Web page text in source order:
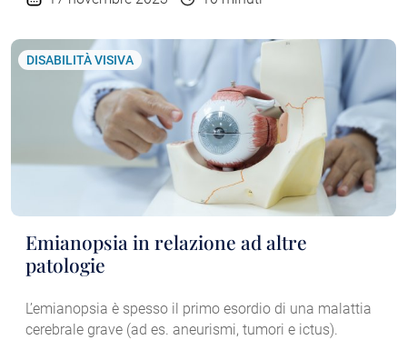
DISABILITÀ VISIVA
Emianopsia in relazione ad altre
patologie
L’emianopsia è spesso il primo esordio di una malattia
cerebrale grave (ad es. aneurismi, tumori e ictus).